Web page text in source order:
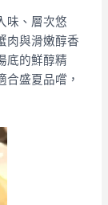
味、層次悠
肉與滑嫩醇香
底的鮮醇精
盛夏品嚐，